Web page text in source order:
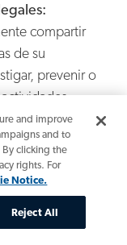
compartir
de su
prevenir o
que
a la seguridad
de los
o de este
and improve
and to
clicking the
rights. For
Notice.
Reject All